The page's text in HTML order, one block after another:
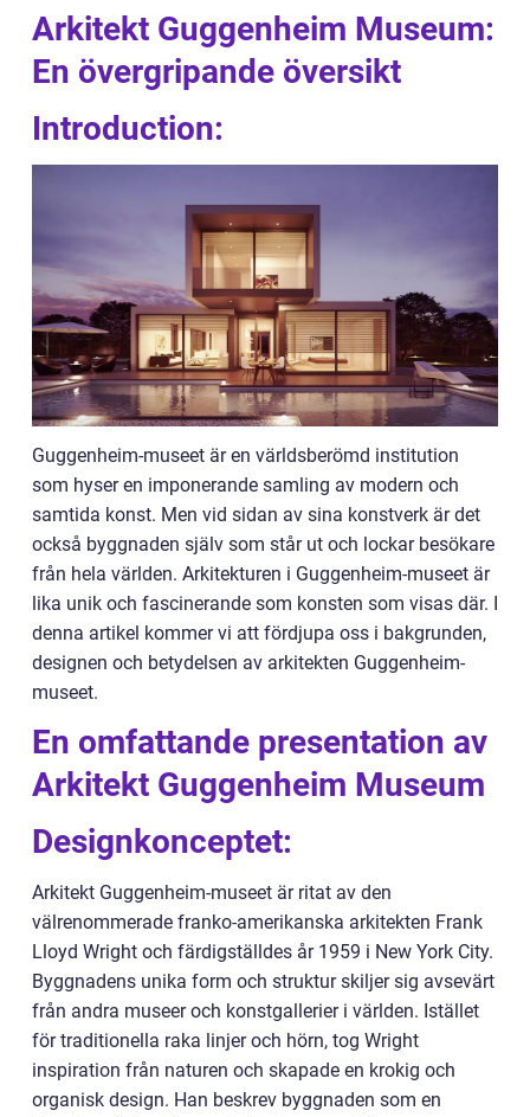
Arkitekt Guggenheim Museum:
En övergripande översikt
Introduction:
Guggenheim-museet är en världsberömd institution
som hyser en imponerande samling av modern och
samtida konst. Men vid sidan av sina konstverk är det
också byggnaden själv som står ut och lockar besökare
från hela världen. Arkitekturen i Guggenheim-museet är
lika unik och fascinerande som konsten som visas där. I
denna artikel kommer vi att fördjupa oss i bakgrunden,
designen och betydelsen av arkitekten Guggenheim-
museet.
En omfattande presentation av
Arkitekt Guggenheim Museum
Designkonceptet:
Arkitekt Guggenheim-museet är ritat av den
välrenommerade franko-amerikanska arkitekten Frank
Lloyd Wright och färdigställdes år 1959 i New York City.
Byggnadens unika form och struktur skiljer sig avsevärt
från andra museer och konstgallerier i världen. Istället
för traditionella raka linjer och hörn, tog Wright
inspiration från naturen och skapade en krokig och
organisk design. Han beskrev byggnaden som en